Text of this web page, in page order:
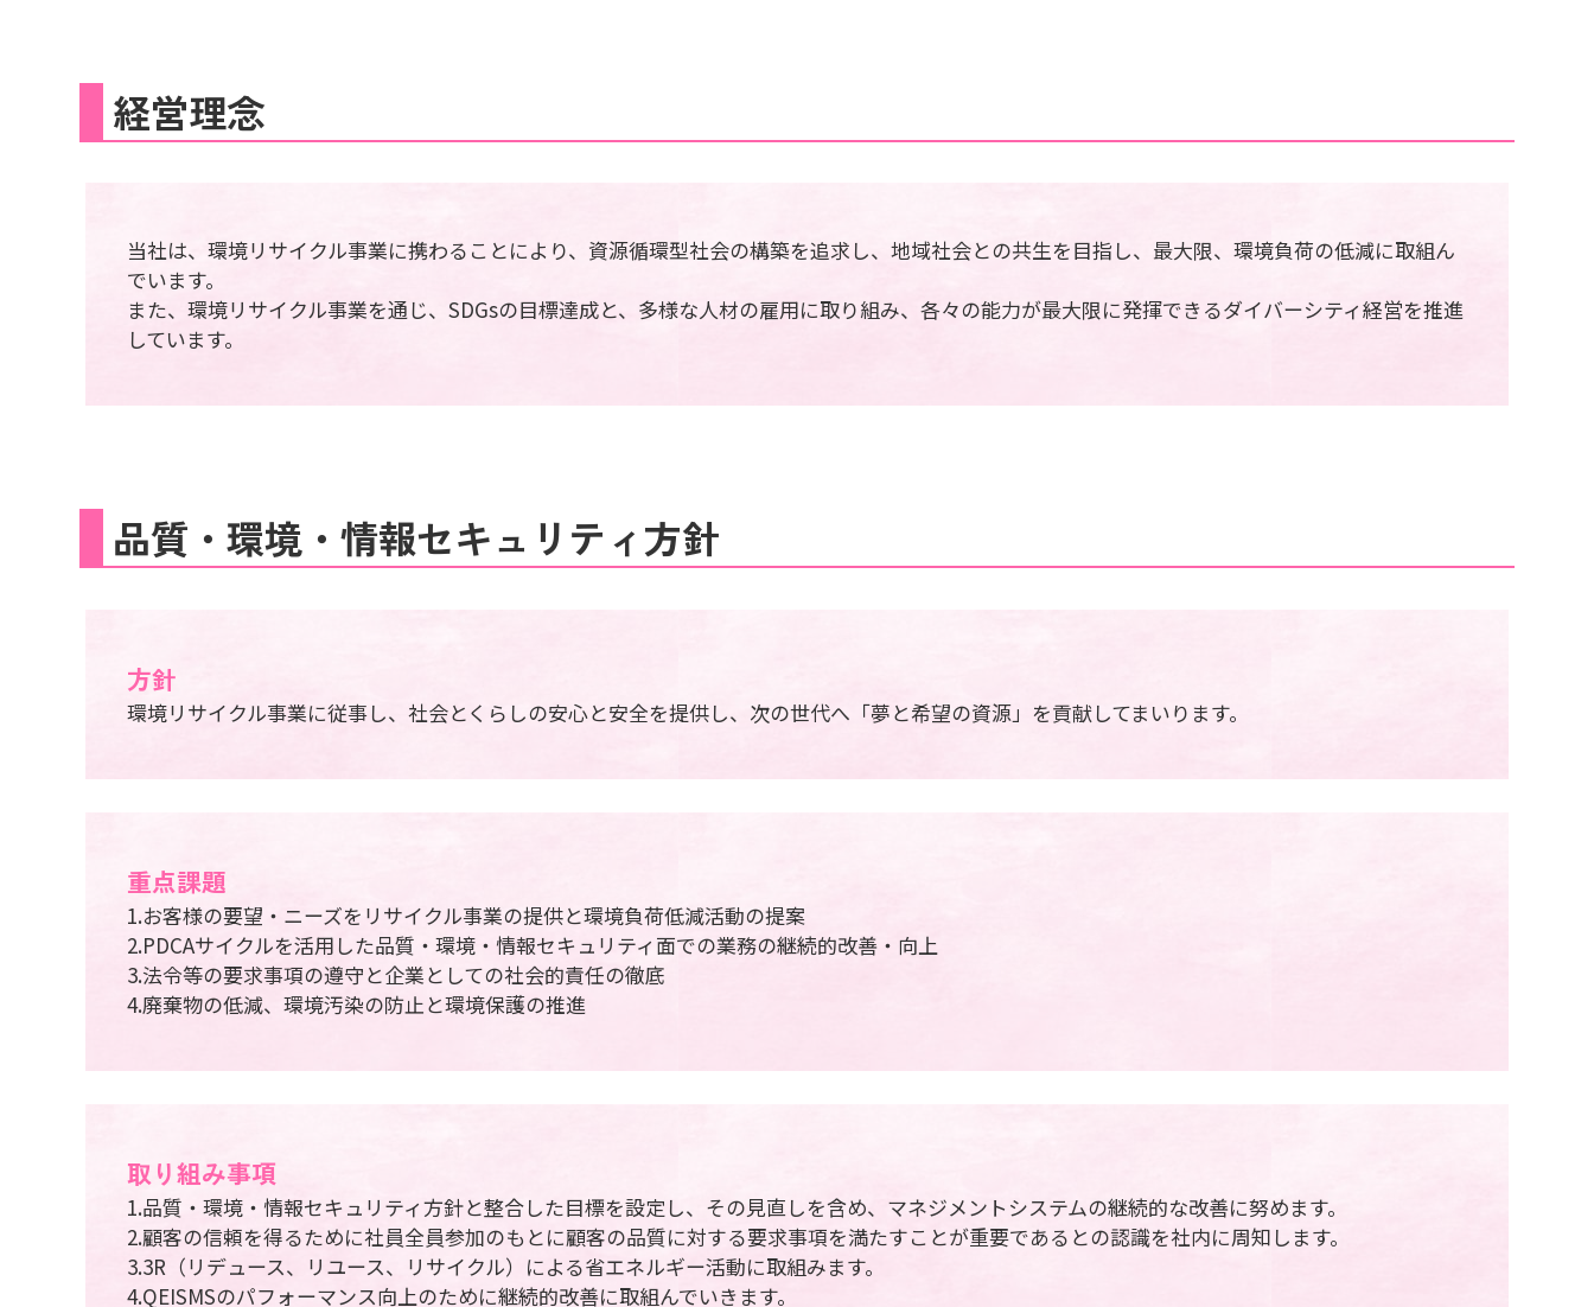
経営理念
当社は、環境リサイクル事業に携わることにより、資源循環型社会の構築を追求し、地域社会との共生を目指し、最大限、環境負荷の低減に取組ん
でいます。
また、環境リサイクル事業を通じ、SDGsの目標達成と、多様な人材の雇用に取り組み、各々の能力が最大限に発揮できるダイバーシティ経営を推進
しています。
品質・環境・情報セキュリティ方針
方針
環境リサイクル事業に従事し、社会とくらしの安心と安全を提供し、次の世代へ「夢と希望の資源」を貢献してまいります。
重点課題
1.お客様の要望・ニーズをリサイクル事業の提供と環境負荷低減活動の提案
2.PDCAサイクルを活用した品質・環境・情報セキュリティ面での業務の継続的改善・向上
3.法令等の要求事項の遵守と企業としての社会的責任の徹底
4.廃棄物の低減、環境汚染の防止と環境保護の推進
取り組み事項
1.品質・環境・情報セキュリティ方針と整合した目標を設定し、その見直しを含め、マネジメントシステムの継続的な改善に努めます。
2.顧客の信頼を得るために社員全員参加のもとに顧客の品質に対する要求事項を満たすことが重要であるとの認識を社内に周知します。
3.3R（リデュース、リユース、リサイクル）による省エネルギー活動に取組みます。
4.QEISMSのパフォーマンス向上のために継続的改善に取組んでいきます。